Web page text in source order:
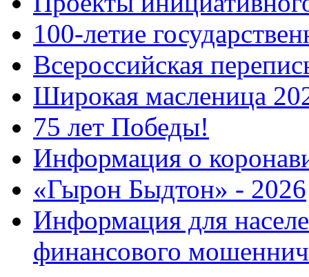
100-летие
Всероссийская
Широкая масленица
75 лет Победы!
Информация о
«Гырон Быдтон» - 2026
Информация для
финансового